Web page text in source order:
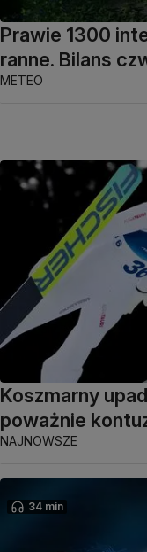
Prawie 1300
ranne. Bilans
METEO
Koszmarny
poważnie
NAJNOWSZE
34 min